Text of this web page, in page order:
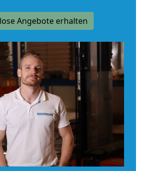
Angebote erhalten